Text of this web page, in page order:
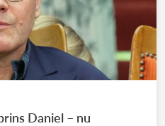
Daniel – nu